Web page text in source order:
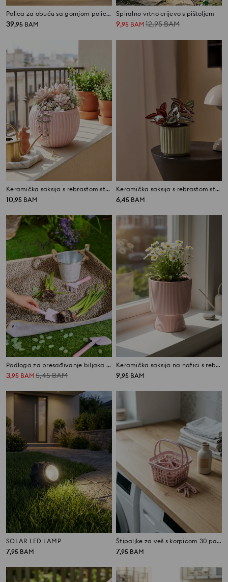
Polica za obuću sa gornjom policom
39,95 BAM
Spiralno vrtno crijevo s pištoljem
9,95 BAM 12,95BAM
Keramička saksija s rebrastom strukturom
10,95 BAM
Keramička saksija s rebrastom strukturom
6,45 BAM
Podloga za presađivanje biljaka s leopard motivom
3,95 BAM 5,45BAM
Keramička saksija na nožici s rebrastom površinom
9,95 BAM
SOLAR LED LAMP
7,95 BAM
Štipaljke za veš s korpicom 30 pack
7,95 BAM